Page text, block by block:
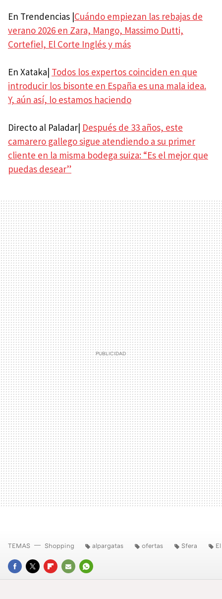
En Trendencias |Cuándo empiezan las rebajas de
verano 2026 en Zara, Mango, Massimo Dutti,
Cortefiel, El Corte Inglés y más
En Xataka| Todos los expertos coinciden en que
introducir los bisonte en España es una mala idea.
Y, aún así, lo estamos haciendo
Directo al Paladar| Después de 33 años, este
camarero gallego sigue atendiendo a su primer
cliente en la misma bodega suiza: “Es el mejor que
puedas desear”
FACEBOOK
TWITTERFLIPBOARD
E-
WHATSAPP
TEMAS Shopping alpargatas ofertas Sfera